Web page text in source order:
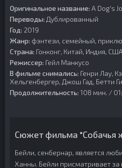
Оригинальное название: A Dog's
Переводы: Дублированный
Год: 2019
Жанр: фэнтези, семейный,
Страна: Гонконг, Китай, Индия, США
Режиссер: Гейл Манкусо
В фильме снимались: Генри Лау,
Хельгенбергер, Джош Гад, Бетти
Продолжительность: 108 мин. /
Сюжет фильма "Собачья
Бейли, сенбернар, является
Ханны. Бейли присматривает за